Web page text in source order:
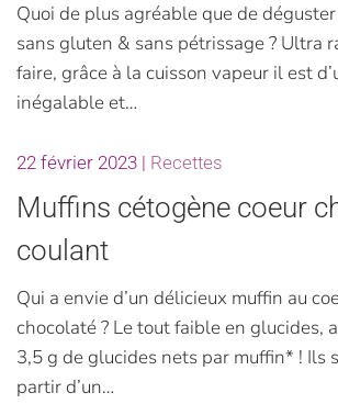
Quoi de plus agréable que de
sans gluten & sans pétrissage ? Ultra
faire, grâce à la cuisson vapeur il est
inégalable et…
22 février 2023 | Recettes
Muffins cétogène coeur
coulant
Qui a envie d’un délicieux muffin au
chocolaté ? Le tout faible en glucides,
3,5 g de glucides nets par muffin* ! Ils
partir d’un…